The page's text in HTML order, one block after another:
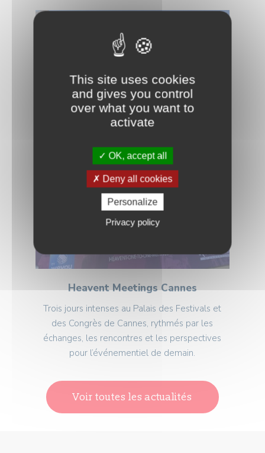
Heavent Meetings Cannes
Trois jours intenses au Palais des Festivals et
des Congrès de Cannes, rythmés par les
échanges, les rencontres et les perspectives
pour l’événementiel de demain.
Voir toutes les actualités
This site uses cookies
and gives you control
over what you want to
activate
OK, accept all
Deny all cookies
Personalize
Privacy policy